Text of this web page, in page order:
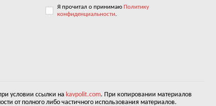
Я прочитал о принимаю Политику
конфиденциальности.
условии ссылки на kavpolit.com. При копировании материалов
от полного либо частичного использования материалов.